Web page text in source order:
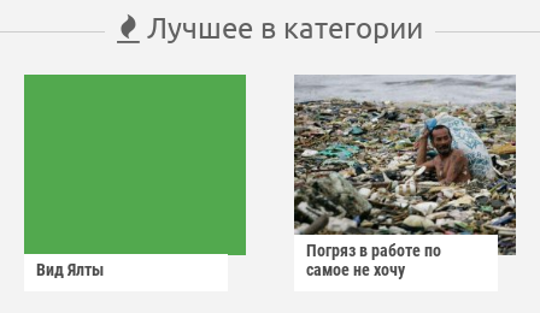
Лучшее в категории
Вид Ялты
Погряз в работе по
самое не хочу